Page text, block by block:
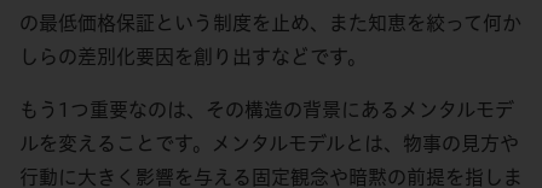
の最低価格保証という制度を止め、また知恵を絞って何か
しらの差別化要因を創り出すなどです。
もう1つ重要なのは、その構造の背景にあるメンタルモデ
ルを変えることです。メンタルモデルとは、物事の見方や
行動に大きく影響を与える固定観念や暗黙の前提を指しま